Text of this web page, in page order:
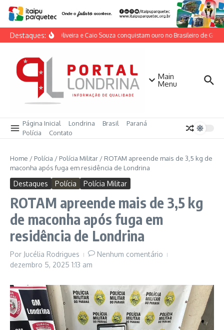
Ir para o conteúdo
Destaques:Lorrane Oliveira e Caio Souza conquistam ouro no Brasileiro de
Main
Menu
Página Inicial Londrina Brasil
Paraná
Polícia
Contato
Home / Polícia / Polícia Militar / ROTAM apreende mais de 3,5 kg de
maconha após fuga em residência de Londrina
Destaques Polícia Polícia Militar
ROTAM apreende mais de 3,5 kg
de maconha após fuga em
residência de Londrina
Por Jucélia Rodrigues
Nenhum comentário
dezembro 5, 2025 1:13 am